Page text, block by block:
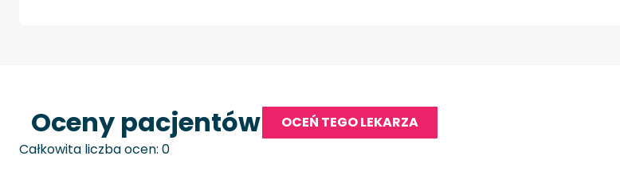
Oceny pacjentów
OCEŃ TEGO LEKARZA
Całkowita liczba ocen: 0